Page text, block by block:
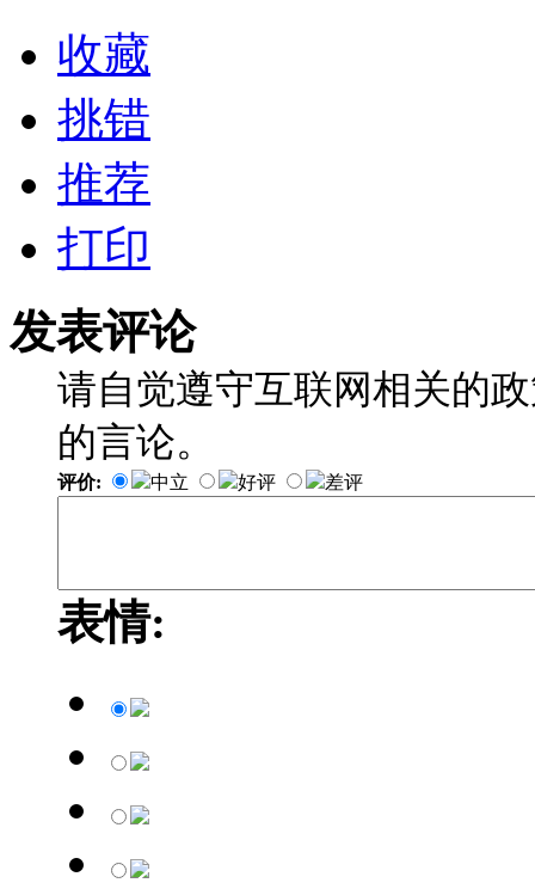
收藏
挑错
推荐
打印
发表评论
请自觉遵守互联网相关的
的言论。
评价: 中立 好评 差评
表情: